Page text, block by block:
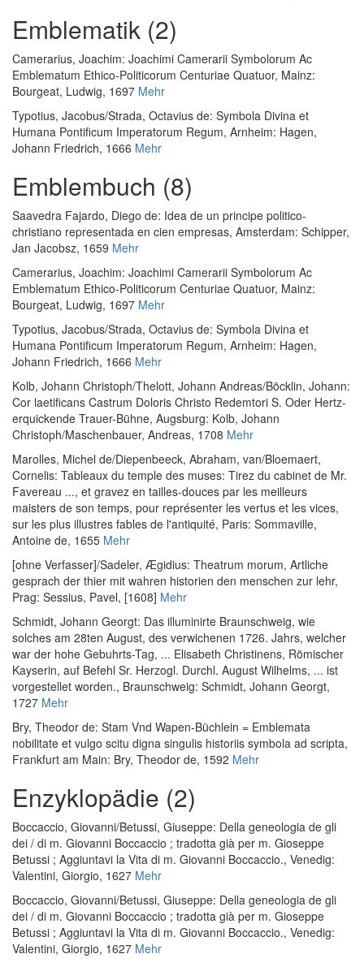
Emblematik (2)
Camerarius, Joachim: Joachimi Camerarii Symbolorum Ac
Emblematum Ethico-Politicorum Centuriae Quatuor, Mainz:
Bourgeat, Ludwig, 1697 Mehr
Typotius, Jacobus/Strada, Octavius de: Symbola Divina et
Humana Pontificum Imperatorum Regum, Arnheim: Hagen,
Johann Friedrich, 1666 Mehr
Emblembuch (8)
Saavedra Fajardo, Diego de: Idea de un principe politico-
christiano representada en cien empresas, Amsterdam: Schipper,
Jan Jacobsz, 1659 Mehr
Camerarius, Joachim: Joachimi Camerarii Symbolorum Ac
Emblematum Ethico-Politicorum Centuriae Quatuor, Mainz:
Bourgeat, Ludwig, 1697 Mehr
Typotius, Jacobus/Strada, Octavius de: Symbola Divina et
Humana Pontificum Imperatorum Regum, Arnheim: Hagen,
Johann Friedrich, 1666 Mehr
Kolb, Johann Christoph/Thelott, Johann Andreas/Böcklin, Johann:
Cor laetificans Castrum Doloris Christo Redemtori S. Oder Hertz-
erquickende Trauer-Bühne, Augsburg: Kolb, Johann
Christoph/Maschenbauer, Andreas, 1708 Mehr
Marolles, Michel de/Diepenbeeck, Abraham, van/Bloemaert,
Cornelis: Tableaux du temple des muses: Tirez du cabinet de Mr.
Favereau ..., et gravez en tailles-douces par les meilleurs
maisters de son temps, pour représenter les vertus et les vices,
sur les plus illustres fables de l'antiquité, Paris: Sommaville,
Antoine de, 1655 Mehr
[ohne Verfasser]/Sadeler, Ægidius: Theatrum morum, Artliche
gesprach der thier mit wahren historien den menschen zur lehr,
Prag: Sessius, Pavel, [1608] Mehr
Schmidt, Johann Georgt: Das illuminirte Braunschweig, wie
solches am 28ten August, des verwichenen 1726. Jahrs, welcher
war der hohe Gebuhrts-Tag, ... Elisabeth Christinens, Römischer
Kayserin, auf Befehl Sr. Herzogl. Durchl. August Wilhelms, ... ist
vorgestellet worden., Braunschweig: Schmidt, Johann Georgt,
1727 Mehr
Bry, Theodor de: Stam Vnd Wapen-Büchlein = Emblemata
nobilitate et vulgo scitu digna singulis historiis symbola ad scripta,
Frankfurt am Main: Bry, Theodor de, 1592 Mehr
Enzyklopädie (2)
Boccaccio, Giovanni/Betussi, Giuseppe: Della geneologia de gli
dei / di m. Giovanni Boccaccio ; tradotta già per m. Gioseppe
Betussi ; Aggiuntavi la Vita di m. Giovanni Boccaccio., Venedig:
Valentini, Giorgio, 1627 Mehr
Boccaccio, Giovanni/Betussi, Giuseppe: Della geneologia de gli
dei / di m. Giovanni Boccaccio ; tradotta già per m. Gioseppe
Betussi ; Aggiuntavi la Vita di m. Giovanni Boccaccio., Venedig:
Valentini, Giorgio, 1627 Mehr